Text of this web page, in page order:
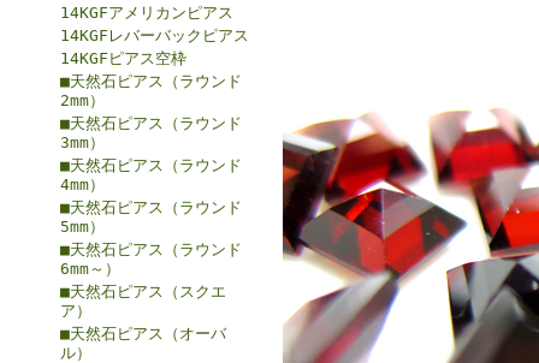
14KGFアメリカンピアス
14KGFレバーバックピアス
14KGFピアス空枠
■天然石ピアス（ラウンド
2mm）
■天然石ピアス（ラウンド
3mm）
■天然石ピアス（ラウンド
4mm）
■天然石ピアス（ラウンド
5mm）
■天然石ピアス（ラウンド
6mm～）
■天然石ピアス（スクエ
ア）
■天然石ピアス（オーバ
ル）